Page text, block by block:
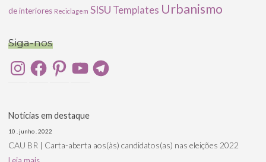
de interiores Reciclagem SISU Templates Urbanismo
Siga-nos
InstagramFacebookPinterestYouTubeTelegram
Notícias em destaque
10 . junho . 2022
CAU BR | Carta-aberta aos(às) candidatos(as) nas eleições 2022